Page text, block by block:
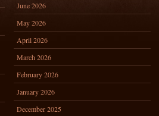
June 2026
May 2026
April 2026
March 2026
February 2026
January 2026
December 2025